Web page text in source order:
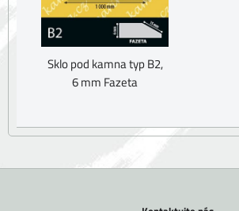
Sklo pod kamna typ B2,
6 mm Fazeta